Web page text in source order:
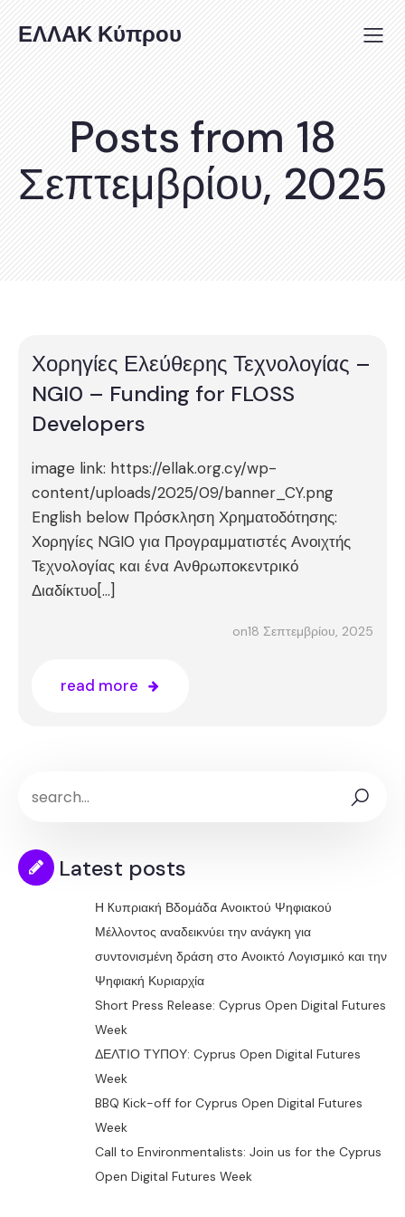
ΕΛΛΑΚ Κύπρου
Posts from 18
Σεπτεμβρίου, 2025
Χορηγίες Ελεύθερης Τεχνολογίας –
NGI0 – Funding for FLOSS
Developers
image link: https://ellak.org.cy/wp-
content/uploads/2025/09/banner_CY.png
English below Πρόσκληση Χρηματοδότησης:
Χορηγίες NGI0 για Προγραμματιστές Ανοιχτής
Τεχνολογίας και ένα Ανθρωποκεντρικό
Διαδίκτυο[…]
on18 Σεπτεμβρίου, 2025
read more
Latest posts
Η Kυπριακή Βδομάδα Ανοικτού Ψηφιακού
Μέλλοντος αναδεικνύει την ανάγκη για
συντονισμένη δράση στο Ανοικτό Λογισμικό και την
Ψηφιακή Κυριαρχία
Short Press Release: Cyprus Open Digital Futures
Week
ΔΕΛΤΙΟ ΤΥΠΟΥ: Cyprus Open Digital Futures
Week
BBQ Kick-off for Cyprus Open Digital Futures
Week
Call to Environmentalists: Join us for the Cyprus
Open Digital Futures Week